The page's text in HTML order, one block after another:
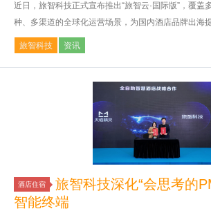
近日，旅智科技正式宣布推出“旅智云·国际版”，覆盖
种、多渠道的全球化运营场景，为国内酒店品牌出海
旅智科技 资讯
酒店住宿
旅智科技深化“会思考的
智能终端